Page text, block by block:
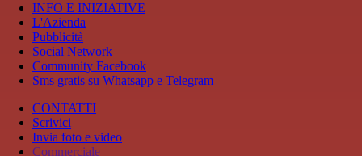
INFO E INIZIATIVE
L'Azienda
Pubblicità
Social Network
Community Facebook
Sms gratis su Whatsapp e Telegram
CONTATTI
Scrivici
Invia foto e video
Commerciale